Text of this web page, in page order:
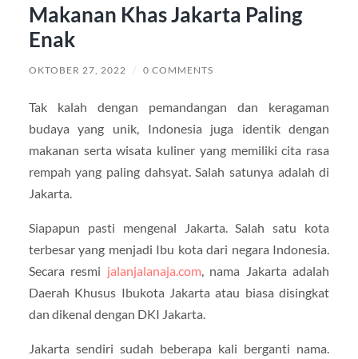
Makanan Khas Jakarta Paling
Enak
OKTOBER 27, 2022 / 0 COMMENTS
Tak kalah dengan pemandangan dan keragaman
budaya yang unik, Indonesia juga identik dengan
makanan serta wisata kuliner yang memiliki cita rasa
rempah yang paling dahsyat. Salah satunya adalah di
Jakarta.
Siapapun pasti mengenal Jakarta. Salah satu kota
terbesar yang menjadi Ibu kota dari negara Indonesia.
Secara resmi jalanjalanaja.com , nama Jakarta adalah
Daerah Khusus Ibukota Jakarta atau biasa disingkat
dan dikenal dengan DKI Jakarta.
Jakarta sendiri sudah beberapa kali berganti nama.